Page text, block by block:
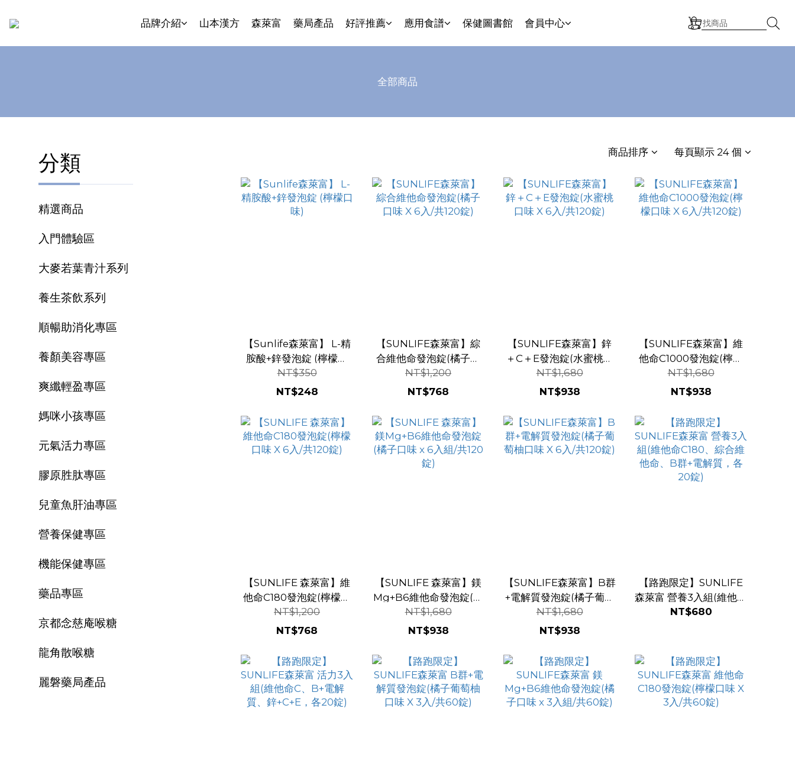
品牌介紹 山本漢方 森萊富 藥局產品 好評推薦 應用食譜 保健圖書館 會員中心
全部商品
分類
精選商品
入門體驗區
大麥若葉青汁系列
養生茶飲系列
順暢助消化專區
養顏美容專區
爽纖輕盈專區
媽咪小孩專區
元氣活力專區
膠原胜肽專區
兒童魚肝油專區
營養保健專區
機能保健專區
藥品專區
京都念慈庵喉糖
龍角散喉糖
麗磐藥局產品
商品排序 每頁顯示 24 個
【Sunlife森萊富】 L-精
胺酸+鋅發泡錠 (檸檬口
味)
NT$350
NT$248
【SUNLIFE森萊富】綜
合維他命發泡錠(橘子口
味 X 6入/共120錠)
NT$1,200
NT$768
【SUNLIFE森萊富】鋅
＋C＋E發泡錠(水蜜桃口
味 X 6入/共120錠)
NT$1,680
NT$938
【SUNLIFE森萊富】維
他命C1000發泡錠(檸檬
口味 X 6入/共120錠)
NT$1,680
NT$938
【SUNLIFE 森萊富】維
他命C180發泡錠(檸檬口
味 X 6入/共120錠)
NT$1,200
NT$768
【SUNLIFE 森萊富】鎂
Mg+B6維他命發泡錠(橘
子口味 x 6入組/共120錠)
NT$1,680
NT$938
【SUNLIFE森萊富】B群
+電解質發泡錠(橘子葡萄
柚口味 X 6入/共120錠)
NT$1,680
NT$938
【路跑限定】SUNLIFE
森萊富 營養3入組(維他命
C180、綜合維他命、B群
NT$680